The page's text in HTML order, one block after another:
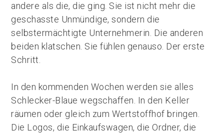
andere als die, die ging. Sie ist nicht mehr die
geschasste Unmündige, sondern die
selbstermächtigte Unternehmerin. Die anderen
beiden klatschen. Sie fühlen genauso. Der erste
Schritt.
In den kommenden Wochen werden sie alles
Schlecker-Blaue wegschaffen. In den Keller
räumen oder gleich zum Wertstoffhof bringen.
Die Logos, die Einkaufswagen, die Ordner, die